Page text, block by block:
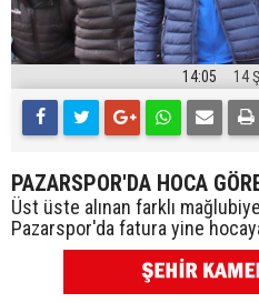
14:05 14
PAZARSPOR'DA HOCA
Üst üste alınan farklı
Pazarspor'da fatura yine